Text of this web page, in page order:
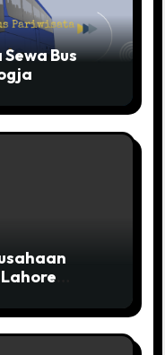
Bus